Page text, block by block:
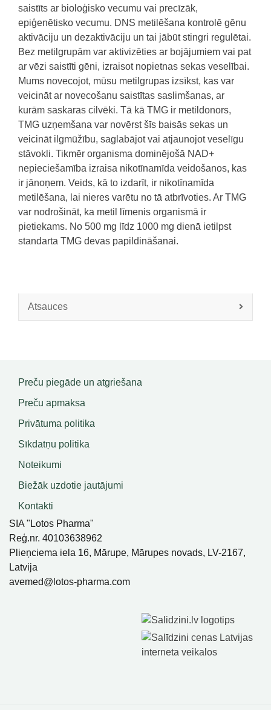
saistīts ar bioloģisko vecumu vai precīzāk,
epiģenētisko vecumu. DNS metilēšana kontrolē gēnu
aktivāciju un dezaktivāciju un tai jābūt stingri regulētai.
Bez metilgrupām var aktivizēties ar bojājumiem vai pat
ar vēzi saistīti gēni, izraisot nopietnas sekas veselībai.
Mums novecojot, mūsu metilgrupas izsīkst, kas var
veicināt ar novecošanu saistītas saslimšanas, ar
kurām saskaras cilvēki. Tā kā TMG ir metildonors,
TMG uzņemšana var novērst šīs baisās sekas un
veicināt ilgmūžību, saglabājot vai atjaunojot veselīgu
stāvokli. Tikmēr organisma dominējošā NAD+
nepieciešamība izraisa nikotīnamīda veidošanos, kas
ir jānoņem. Veids, kā to izdarīt, ir nikotīnamīda
metilēšana, lai nieres varētu no tā atbrīvoties. Ar TMG
var nodrošināt, ka metil līmenis organismā ir
pietiekams. No 500 mg līdz 1000 mg dienā ietilpst
standarta TMG devas papildināšanai.
Atsauces
Preču piegāde un atgriešana
Preču apmaksa
Privātuma politika
Sīkdatņu politika
Noteikumi
Biežāk uzdotie jautājumi
Kontakti
SIA "Lotos Pharma"
Reģ.nr. 40103638962
Plieņciema iela 16, Mārupe, Mārupes novads, LV-2167,
Latvija
avemed@lotos-pharma.com